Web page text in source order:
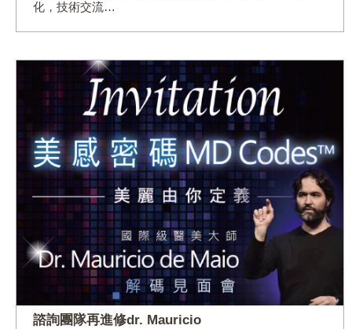
化，技術交流…
諮詢團隊再進修dr. Mauricio